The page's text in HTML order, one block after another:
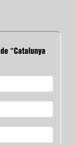
“Catalunya